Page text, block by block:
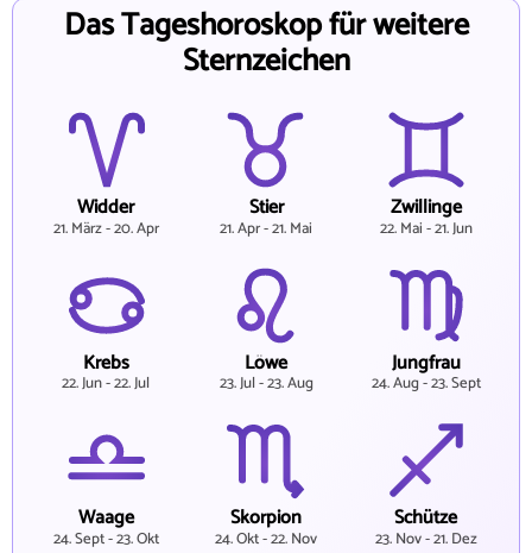
Das Tageshoroskop für weitere
Sternzeichen
Widder
21. März - 20. Apr
Stier
21. Apr - 21. Mai
Zwillinge
22. Mai - 21. Jun
Krebs
22. Jun - 22. Jul
Löwe
23. Jul - 23. Aug
Jungfrau
24. Aug - 23. Sept
Waage
24. Sept - 23. Okt
Skorpion
24. Okt - 22. Nov
Schütze
23. Nov - 21. Dez